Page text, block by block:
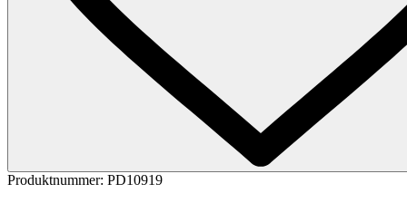
Produktnummer: PD10919